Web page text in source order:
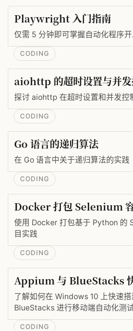
Playwright 入门指南
仅需 5 分钟即可掌握自动化程序
CODING
aiohttp 的超时设置与并
探讨 aiohttp 在超时设置和并发控
CODING
Go 语言的递归算法
在 Go 语言中关于递归算法的实践
CODING
Docker 打包 Selenium
使用 Docker 打包基于 Python 的
目实践
CODING
Appium 与 BlueStacks
了解如何在 Windows 10 上快速
BlueStacks 进行移动端自动化测
CODING